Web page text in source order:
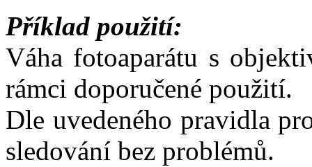
Příklad použití:
Váha fotoaparátu s
rámci doporučené použití.
Dle uvedeného pravidla
sledování bez problémů.